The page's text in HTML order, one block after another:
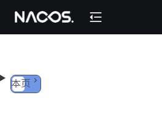
跳转到内容
本页